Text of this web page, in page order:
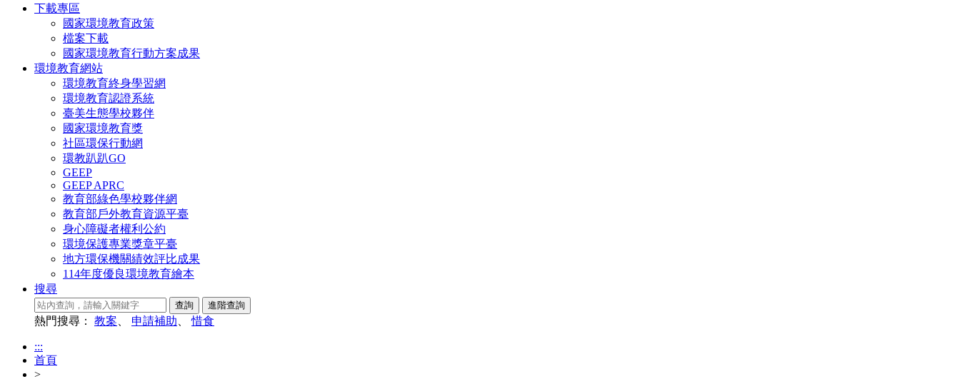
下載專區
國家環境教育政策
檔案下載
國家環境教育行動方案成果
環境教育網站
環境教育終身學習網
環境教育認證系統
臺美生態學校夥伴
國家環境教育獎
社區環保行動網
環教趴趴GO
GEEP
GEEP APRC
教育部綠色學校夥伴網
教育部戶外教育資源平臺
身心障礙者權利公約
環境保護專業獎章平臺
地方環保機關績效評比成果
114年度優良環境教育繪本
搜尋
熱門搜尋： 教案 申請補助 、惜食
:::
首頁
>